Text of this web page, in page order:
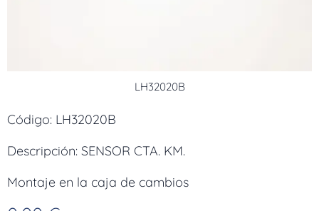
LH32020B
Código: LH32020B
Descripción: SENSOR CTA. KM.
Montaje en la caja de cambios